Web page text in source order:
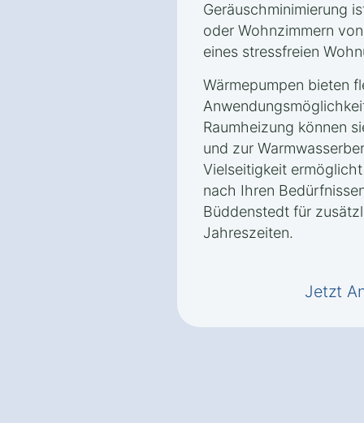
Geräuschminimierung
oder Wohnzimmern
eines stressfreien
Wärmepumpen bieten
Raumheizung können
und zur
Vielseitigkeit
nach Ihren
Büddenstedt für
Jahreszeiten.
Jetzt